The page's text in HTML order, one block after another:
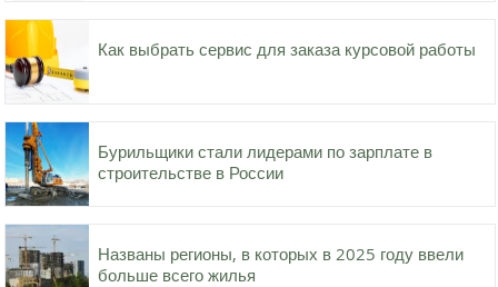
Как выбрать сервис для заказа курсовой работы
Бурильщики стали лидерами по зарплате в
строительстве в России
Названы регионы, в которых в 2025 году ввели
больше всего жилья